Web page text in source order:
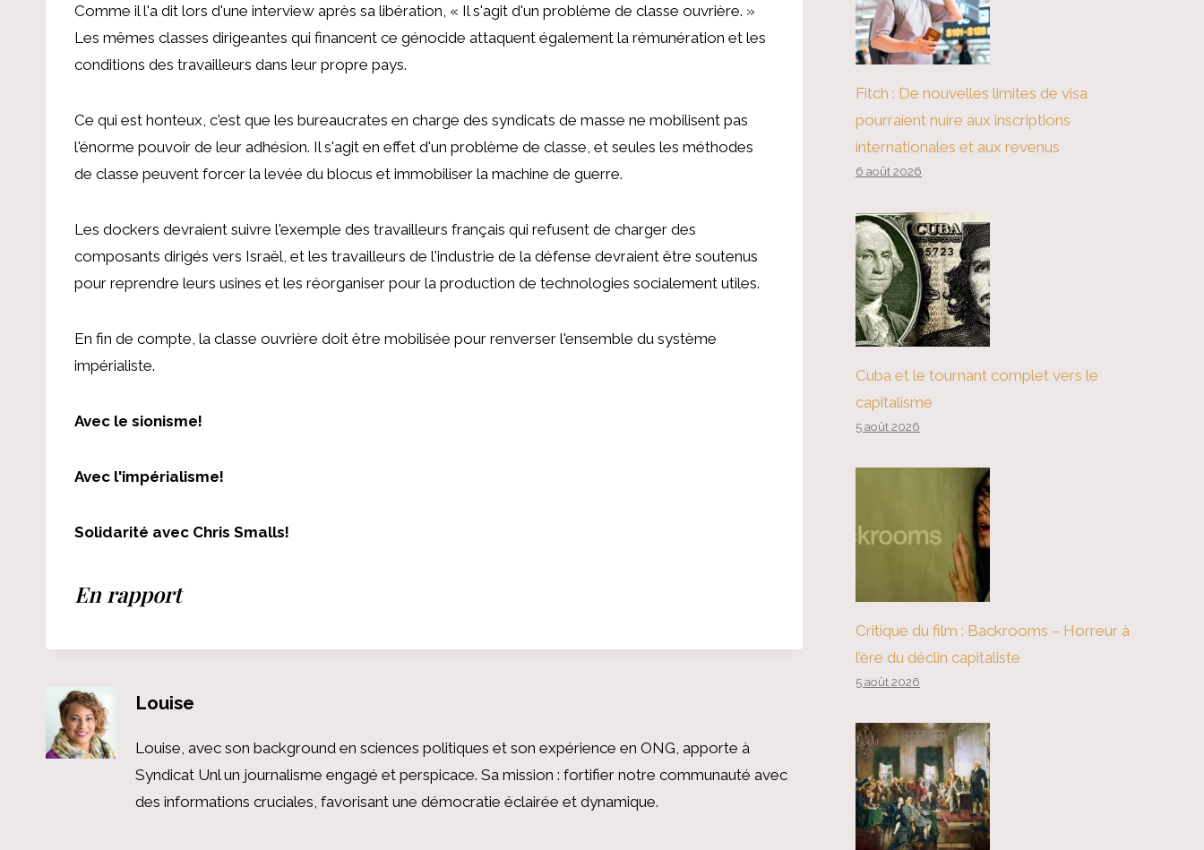
Comme il l'a dit lors d'une interview après sa libération, « Il s'agit d'un problème de classe ouvrière. »
Les mêmes classes dirigeantes qui financent ce génocide attaquent également la rémunération et les
conditions des travailleurs dans leur propre pays.
Ce qui est honteux, c'est que les bureaucrates en charge des syndicats de masse ne mobilisent pas
l'énorme pouvoir de leur adhésion. Il s'agit en effet d'un problème de classe, et seules les méthodes
de classe peuvent forcer la levée du blocus et immobiliser la machine de guerre.
Les dockers devraient suivre l'exemple des travailleurs français qui refusent de charger des
composants dirigés vers Israël, et les travailleurs de l'industrie de la défense devraient être soutenus
pour reprendre leurs usines et les réorganiser pour la production de technologies socialement utiles.
En fin de compte, la classe ouvrière doit être mobilisée pour renverser l'ensemble du système
impérialiste.
Avec le sionisme!
Avec l'impérialisme!
Solidarité avec Chris Smalls!
En rapport
Louise
Louise, avec son background en sciences politiques et son expérience en ONG, apporte à
Syndicat Unl un journalisme engagé et perspicace. Sa mission : fortifier notre communauté avec
des informations cruciales, favorisant une démocratie éclairée et dynamique.
Fitch : De nouvelles limites de visa
pourraient nuire aux inscriptions
internationales et aux revenus
6 août 2026
Cuba et le tournant complet vers le
capitalisme
5 août 2026
Critique du film : Backrooms – Horreur à
l’ère du déclin capitaliste
5 août 2026